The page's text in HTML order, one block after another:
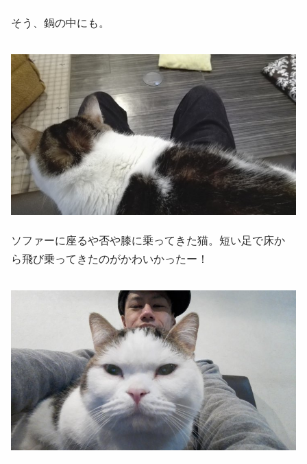
そう、鍋の中にも。
ソファーに座るや否や膝に乗ってきた猫。短い足で床か
ら飛び乗ってきたのがかわいかったー！